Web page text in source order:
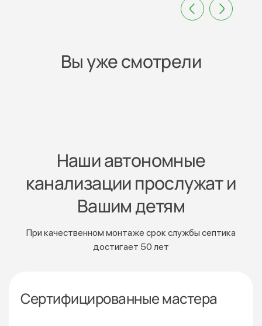
Вы уже смотрели
Наши автономные
канализации прослужат и
Вашим детям
При качественном монтаже срок службы септика
достигает 50 лет
Сертифицированные мастера